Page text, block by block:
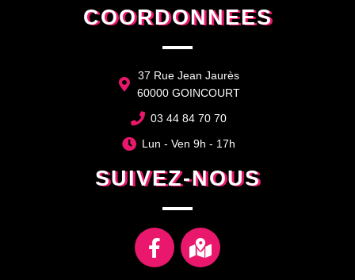
COORDONNEES
37 Rue Jean Jaurès
60000 GOINCOURT
03 44 84 70 70
Lun - Ven 9h - 17h
SUIVEZ-NOUS